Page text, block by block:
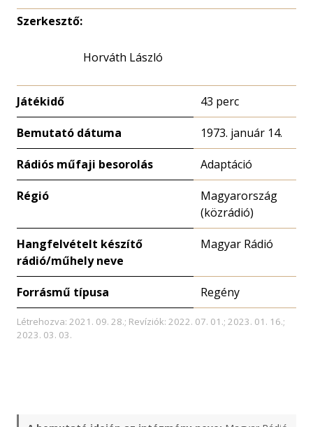
Szerkesztő:
Horváth László
Játékidő 43 perc
Bemutató dátuma 1973. január 14.
Rádiós műfaji besorolás Adaptáció
Régió
Magyarország
(közrádió)
Hangfelvételt készítő
rádió/műhely neve
Magyar Rádió
Forrásmű típusa Regény
Létrehozva: 2021. 09. 28.; Revíziók: 2022. 07. 01.; 2023. 01. 16.;
2023. 03. 03.